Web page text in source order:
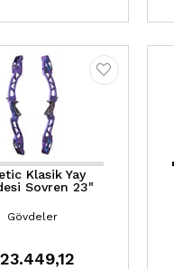
Klasik Yay
Sovren 23"
Gövdeler